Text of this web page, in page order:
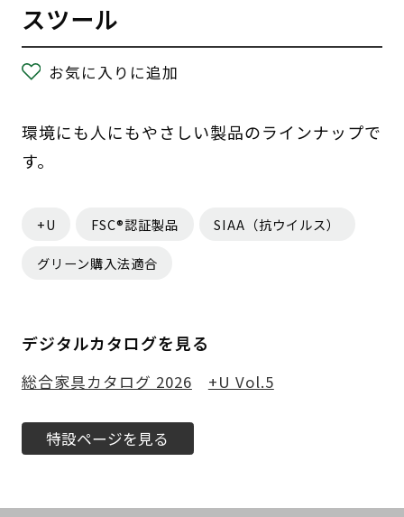
スツール
お気に入りに追加
環境にも人にもやさしい製品のラインナップで
す。
+U FSC®認証製品 SIAA（抗ウイルス）
グリーン購入法適合
デジタルカタログを見る
総合家具カタログ 2026 +U Vol.5
特設ページを見る